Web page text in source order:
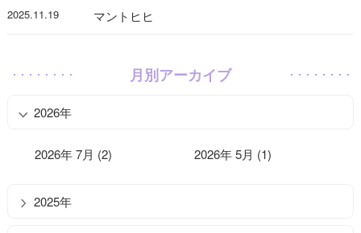
2025.11.19 マントヒヒ
月別アーカイブ
2026年
2026年 7月 (2) 2026年 5月 (1)
2025年